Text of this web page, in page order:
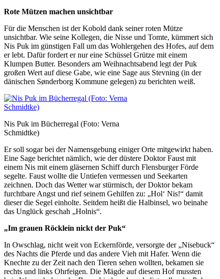
Rote Mützen machen unsichtbar
Für die Menschen ist der Kobold dank seiner roten Mütze
unsichtbar. Wie seine Kollegen, die Nisse und Tomte, kümmert sich
Nis Puk im günstigen Fall um das Wohlergehen des Hofes, auf dem
er lebt. Dafür fordert er nur eine Schüssel Grütze mit einem
Klumpen Butter. Besonders am Weihnachtsabend legt der Puk
großen Wert auf diese Gabe, wie eine Sage aus Stevning (in der
dänischen Sønderborg Kommune gelegen) zu berichten weiß.
Nis Puk im Bücherregal (Foto: Verna
Schmidtke)
Er soll sogar bei der Namensgebung einiger Orte mitgewirkt haben.
Eine Sage berichtet nämlich, wie der düstere Doktor Faust mit
einem Nis mit einem gläsernen Schiff durch Flensburger Förde
segelte. Faust wollte die Untiefen vermessen und Seekarten
zeichnen. Doch das Wetter war stürmisch, der Doktor bekam
furchtbare Angst und rief seinem Gehilfen zu: „Hol‘ Nis!“ damit
dieser die Segel einholte. Seitdem heißt die Halbinsel, wo beinahe
das Unglück geschah „Holnis“.
„Im grauen Röcklein nickt der Puk“
In Owschlag, nicht weit von Eckernförde, versorgte der „Nisebuck“
des Nachts die Pferde und das andere Vieh mit Hafer. Wenn die
Knechte zu der Zeit nach den Tieren sehen wollten, bekamen sie
rechts und links Ohrfeigen. Die Mägde auf diesem Hof mussten